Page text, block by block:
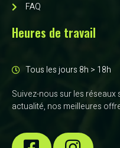
FAQ
Heures de travail
Tous les jours 8h > 18h
Suivez-nous sur les
actualité, nos meilleures